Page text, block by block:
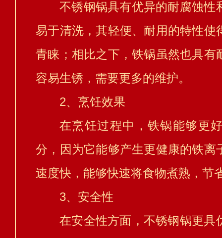
不锈钢锅具有优异的耐腐蚀性
易于清洗，其轻便、耐用的特性使
青睐；相比之下，铁锅虽然也具有
容易生锈，需要更多的维护。
2、烹饪效果
在烹饪过程中，铁锅能够更
分，因为它能够产生更健康的铁离
速度快，能够快速将食物煮熟，节
3、安全性
在安全性方面，不锈钢锅更具